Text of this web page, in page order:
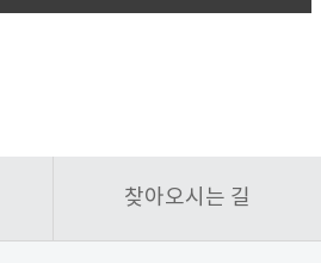
찾아오시는 길